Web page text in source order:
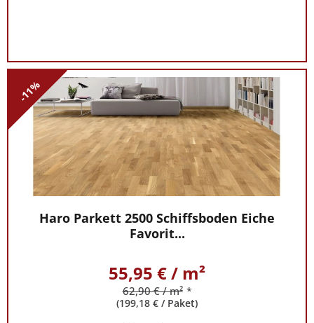
-11%
Haro Parkett 2500 Schiffsboden Eiche
Favorit...
55,95 € / m²
62,90 € / m² *
(199,18 € / Paket)